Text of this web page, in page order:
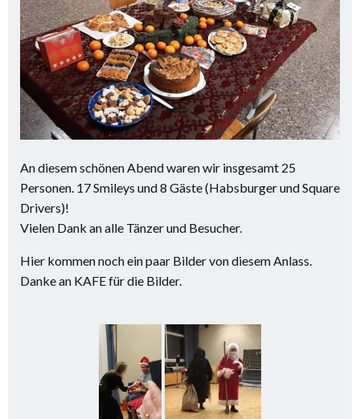
An diesem schönen Abend waren wir insgesamt 25
Personen. 17 Smileys und 8 Gäste (Habsburger und Square
Drivers)!
Vielen Dank an alle Tänzer und Besucher.
Hier kommen noch ein paar Bilder von diesem Anlass.
Danke an KAFE für die Bilder.